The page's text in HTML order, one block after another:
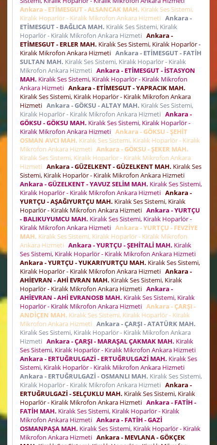
Ankara - ETİMESGUT - ALSANCAK MAH. Kiralık Ses Sistemi,
Kiralık Hoparlör - Kiralık Mikrofon Ankara Hizmeti Ankara -
ETİMESGUT - BAĞLICA MAH. Kiralık Ses Sistemi, Kiralık
Hoparlör - Kiralık Mikrofon Ankara Hizmeti Ankara -
ETİMESGUT - ERLER MAH. Kiralık Ses Sistemi, Kiralık Hoparlör -
Kiralık Mikrofon Ankara Hizmeti Ankara - ETİMESGUT - FATİH
SULTAN MAH. Kiralık Ses Sistemi, Kiralık Hoparlör - Kiralık
Mikrofon Ankara Hizmeti Ankara - ETİMESGUT - İSTASYON
MAH. Kiralık Ses Sistemi, Kiralık Hoparlör - Kiralık Mikrofon
Ankara Hizmeti Ankara - ETİMESGUT - YAPRACIK MAH.
Kiralık Ses Sistemi, Kiralık Hoparlör - Kiralık Mikrofon Ankara
Hizmeti Ankara - GÖKSU - ALTAY MAH. Kiralık Ses Sistemi,
Kiralık Hoparlör - Kiralık Mikrofon Ankara Hizmeti Ankara -
GÖKSU - GÖKSU MAH. Kiralık Ses Sistemi, Kiralık Hoparlör -
Kiralık Mikrofon Ankara Hizmeti Ankara - GÖKSU - ŞEHİT
OSMAN AVCI MAH. Kiralık Ses Sistemi, Kiralık Hoparlör - Kiralık
Mikrofon Ankara Hizmeti Ankara - GÖKSU - ŞEKER MAH.
Kiralık Ses Sistemi, Kiralık Hoparlör - Kiralık Mikrofon Ankara
Hizmeti Ankara - GÜZELKENT - GÜZELKENT MAH. Kiralık Ses
Sistemi, Kiralık Hoparlör - Kiralık Mikrofon Ankara Hizmeti
Ankara - GÜZELKENT - YAVUZ SELİM MAH. Kiralık Ses Sistemi,
Kiralık Hoparlör - Kiralık Mikrofon Ankara Hizmeti Ankara -
YURTÇU - AŞAĞIYURTÇU MAH. Kiralık Ses Sistemi, Kiralık
Hoparlör - Kiralık Mikrofon Ankara Hizmeti Ankara - YURTÇU
- BALIKUYUMCU MAH. Kiralık Ses Sistemi, Kiralık Hoparlör -
Kiralık Mikrofon Ankara Hizmeti Ankara - YURTÇU - FEVZİYE
MAH. Kiralık Ses Sistemi, Kiralık Hoparlör - Kiralık Mikrofon
Ankara Hizmeti Ankara - YURTÇU - ŞEHİTALİ MAH. Kiralık
Ses Sistemi, Kiralık Hoparlör - Kiralık Mikrofon Ankara Hizmeti
Ankara - YURTÇU - YUKARIYURTÇU MAH. Kiralık Ses Sistemi,
Kiralık Hoparlör - Kiralık Mikrofon Ankara Hizmeti Ankara -
AHİEVRAN - AHİ EVRAN MAH. Kiralık Ses Sistemi, Kiralık
Hoparlör - Kiralık Mikrofon Ankara Hizmeti Ankara -
AHİEVRAN - AHİ EVRANOSB MAH. Kiralık Ses Sistemi, Kiralık
Hoparlör - Kiralık Mikrofon Ankara Hizmeti Ankara - ÇARŞI -
ANDİÇEN MAH. Kiralık Ses Sistemi, Kiralık Hoparlör - Kiralık
Mikrofon Ankara Hizmeti Ankara - ÇARŞI - ATATÜRK MAH.
Kiralık Ses Sistemi, Kiralık Hoparlör - Kiralık Mikrofon Ankara
Hizmeti Ankara - ÇARŞI - MARAŞAL ÇAKMAK MAH. Kiralık
Ses Sistemi, Kiralık Hoparlör - Kiralık Mikrofon Ankara Hizmeti
Ankara - ERTUĞRULGAZİ - ERTUĞRULGAZİ MAH. Kiralık Ses
Sistemi, Kiralık Hoparlör - Kiralık Mikrofon Ankara Hizmeti
Ankara - ERTUĞRULGAZİ - OSMANLI MAH. Kiralık Ses Sistemi,
Kiralık Hoparlör - Kiralık Mikrofon Ankara Hizmeti Ankara -
ERTUĞRULGAZİ - SELÇUKLU MAH. Kiralık Ses Sistemi, Kiralık
Hoparlör - Kiralık Mikrofon Ankara Hizmeti Ankara - FATİH -
FATİH MAH. Kiralık Ses Sistemi, Kiralık Hoparlör - Kiralık
Mikrofon Ankara Hizmeti Ankara - FATİH - GAZİ
OSMANPAŞA MAH. Kiralık Ses Sistemi, Kiralık Hoparlör - Kiralık
Mikrofon Ankara Hizmeti Ankara - MEVLANA - GÖKÇEK